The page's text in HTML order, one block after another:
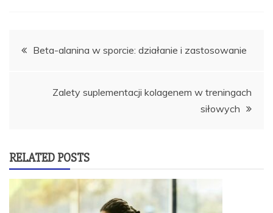
Nawigacja
Beta-alanina w sporcie: działanie i zastosowanie
Zalety suplementacji kolagenem w treningach
siłowych
RELATED POSTS